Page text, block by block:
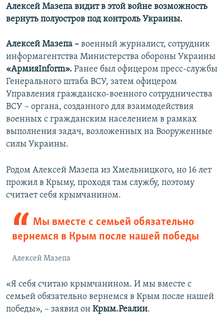
Алексей Мазепа видит в этой войне возможность
вернуть полуостров под контроль Украины.
Алексей Мазепа – военный журналист, сотрудник
информагентства Министерства обороны Украины
«АрмияInform». Ранее был офицером пресс-службы
Генерального штаба ВСУ, затем офицером
Управления гражданско-военного сотрудничества
ВСУ – органа, созданного для взаимодействия
военных с гражданским населением в рамках
выполнения задач, возложенных на Вооруженные
силы Украины.
Родом Алексей Мазепа из Хмельницкого, но 16 лет
прожил в Крыму, проходя там службу, поэтому
считает себя крымчанином.
Мы вместе с семьей обязательно
вернемся в Крым после нашей победы
Алексей Мазепа
«Я себя считаю крымчанином. И мы вместе с
семьей обязательно вернемся в Крым после нашей
победы», – заявил он Крым.Реалии.